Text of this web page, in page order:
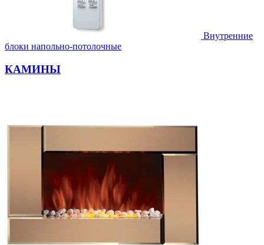
Внутренние
блоки напольно-потолочные
КАМИНЫ